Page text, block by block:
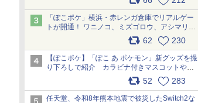
「ぽこポケ」横浜・赤レンガ倉庫でリアルゲー
トが開通！ ワニノコ、ミズゴロウ、アシマリ登
場シーンをレポート pic.x.com/LDgEByVl6D
62 230
【ぽこポケ】「ぽこ あ ポケモン」新グッズを撮
り下ろしで紹介 カラビナ付きマスコットやス
52 283
任天堂、令和8年熊本地震で被災したSwitch2な